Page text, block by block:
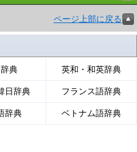
ページ上部に戻る
典 英和・和英辞典
日辞典 フランス語辞典
辞典 ベトナム語辞典